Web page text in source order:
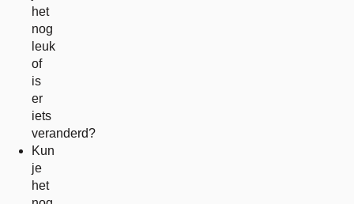
het
nog
leuk
of
is
er
iets
veranderd?
Kun
je
het